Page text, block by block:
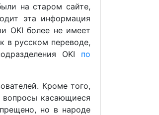
на старом сайте,
эта информация
OKI более не имеет
в русском переводе,
OKI по
Кроме того,
вопросы касающиеся
но в народе